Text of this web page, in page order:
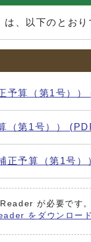
、以下のとおり
予算（第1号）
（第1号））
正予算（第1号
が必要です
をダウンロード